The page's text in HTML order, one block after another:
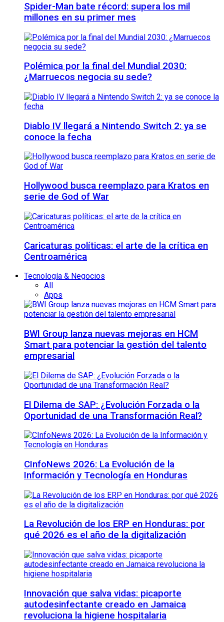
Spider-Man bate récord: supera los mil
millones en su primer mes
Polémica por la final del Mundial 2030:
¿Marruecos negocia su sede?
Diablo IV llegará a Nintendo Switch 2: ya se
conoce la fecha
Hollywood busca reemplazo para Kratos en
serie de God of War
Caricaturas políticas: el arte de la crítica en
Centroamérica
Tecnología & Negocios
All
Apps
BWI Group lanza nuevas mejoras en HCM
Smart para potenciar la gestión del talento
empresarial
El Dilema de SAP: ¿Evolución Forzada o la
Oportunidad de una Transformación Real?
CInfoNews 2026: La Evolución de la
Información y Tecnología en Honduras
La Revolución de los ERP en Honduras: por
qué 2026 es el año de la digitalización
Innovación que salva vidas: picaporte
autodesinfectante creado en Jamaica
revoluciona la higiene hospitalaria